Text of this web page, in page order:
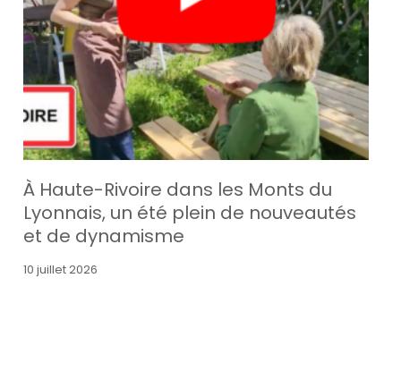
À Haute-Rivoire dans les Monts du
Lyonnais, un été plein de nouveautés
et de dynamisme
10 juillet 2026